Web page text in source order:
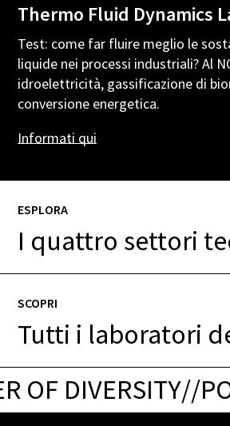
Thermo Fluid Dynamics
Test: come far fluire meglio le
liquide nei processi industriali? Al
idroelettricità, gassificazione di
conversione energetica.
Informati qui
ESPLORA
I quattro settori
SCOPRI
Tutti i laboratori
OF DIVERSITY//